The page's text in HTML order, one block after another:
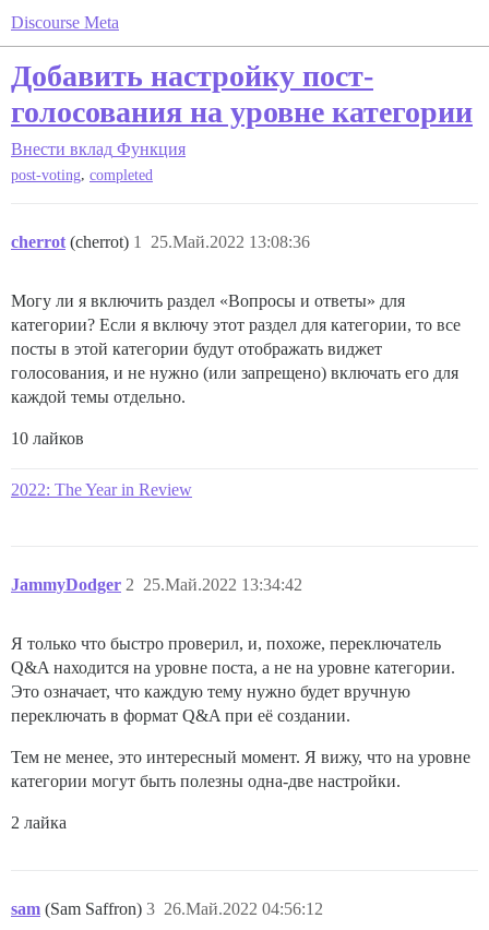
Discourse Meta
Добавить настройку пост-
голосования на уровне категории
Внести вклад Функция
post-voting, completed
cherrot (cherrot) 25.Май.2022 13:08:36
1
Могу ли я включить раздел «Вопросы и ответы» для
категории? Если я включу этот раздел для категории, то все
посты в этой категории будут отображать виджет
голосования, и не нужно (или запрещено) включать его для
каждой темы отдельно.
10 лайков
2022: The Year in Review
JammyDodger 25.Май.2022 13:34:42
2
Я только что быстро проверил, и, похоже, переключатель
Q&A находится на уровне поста, а не на уровне категории.
Это означает, что каждую тему нужно будет вручную
переключать в формат Q&A при её создании.
Тем не менее, это интересный момент. Я вижу, что на уровне
категории могут быть полезны одна-две настройки.
2 лайка
sam (Sam Saffron) 26.Май.2022 04:56:12
3